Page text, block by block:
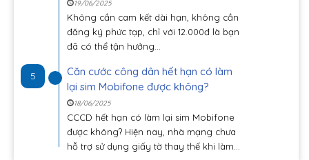
19/06/2025
Không cần cam kết dài hạn, không cần
đăng ký phức tạp, chỉ với 12.000đ là bạn
đã có thể tận hưởng...
5
Căn cước công dân hết hạn có làm
lại sim Mobifone được không?
18/06/2025
CCCD hết hạn có làm lại sim Mobifone
được không? Hiện nay, nhà mạng chưa
hỗ trợ sử dụng giấy tờ thay thế khi làm...